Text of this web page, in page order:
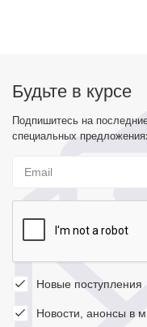
Будьте в курсе
Подпишитесь на
специальных
Новые поступления
Новости, анонсы в